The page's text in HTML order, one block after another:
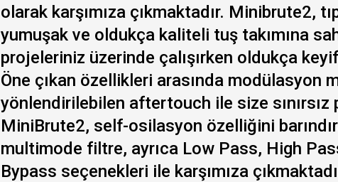
olarak karşımıza çıkmaktadır. Minibrute2,
yumuşak ve oldukça kaliteli tuş takımına
projeleriniz üzerinde çalışırken oldukça
Öne çıkan özellikleri arasında modülasyon
yönlendirilebilen aftertouch ile size sınırsız
MiniBrute2, self-osilasyon özelliğini
multimode filtre, ayrıca Low Pass, High
Bypass seçenekleri ile karşımıza